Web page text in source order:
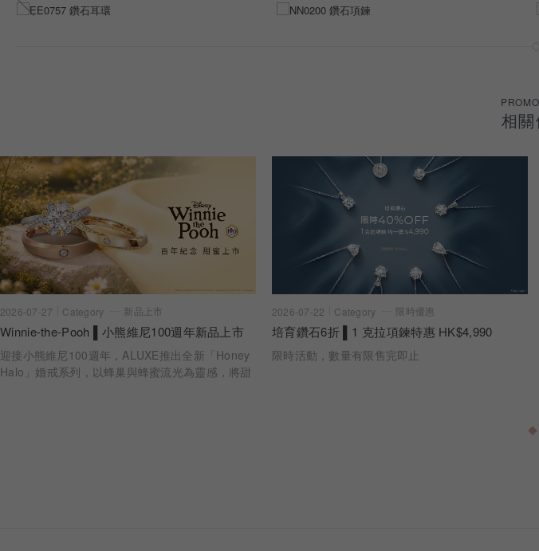
相
2026-07-27 Category 新品上市
Winnie-the-Pooh ▌小熊維尼100週年新品上市
迎接小熊維尼100週年，ALUXE推出全新「Honey
Halo」婚戒系列，以蜂巢與蜂蜜流光為靈感，將甜
2026-07-22 Category 限時優惠
培育鑽石6折 ▌1 克拉項鍊特惠 HK$4,990
限時活動，數量有限售完即止